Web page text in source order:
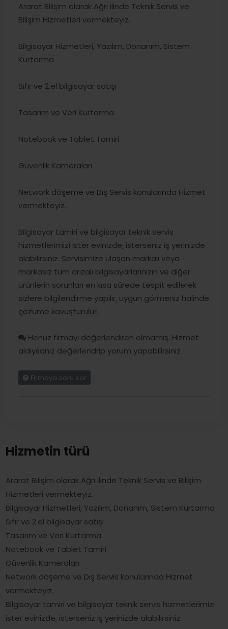
Ararat Bilişim olarak Ağrı ilinde Teknik Servis ve
Bilişim Hizmetleri vermekteyiz.
Bilgisayar Hizmetleri, Yazılım, Donanım, Sistem
Kurtarma
Sıfır ve 2.el bilgisayar satışı
Tasarım ve Veri Kurtarma
Notebook ve Tablet Tamiri
Güvenlik Kameraları
Network döşeme ve Dış Servis konularında Hizmet
vermekteyiz.
Bilgisayar tamiri ve bilgisayar teknik servis
hizmetlerimizi ister evinizde, isterseniz iş yerinizde
alabilirsiniz. Servisimize ulaşan markalı veya
markasız tüm arızalı bilgisayarlarınızın ve diğer
ürünlerin sorunları en kısa sürede tespit edilerek
sizlere bilgilendirme yapılır, uygun görmeniz halinde
çözüme kavuşturulur.
Henüz firmayı değerlendiren olmamış. Hizmet
aldıysanız değerlendrip yorum yapabilirsiniz
Firmaya soru sor
Hizmetin türü
Ararat Bilişim olarak Ağrı ilinde Teknik Servis ve Bilişim
Hizmetleri vermekteyiz.
Bilgisayar Hizmetleri, Yazılım, Donanım, Sistem Kurtarma
Sıfır ve 2.el bilgisayar satışı
Tasarım ve Veri Kurtarma
Notebook ve Tablet Tamiri
Güvenlik Kameraları
Network döşeme ve Dış Servis konularında Hizmet
vermekteyiz.
Bilgisayar tamiri ve bilgisayar teknik servis hizmetlerimizi
ister evinizde, isterseniz iş yerinizde alabilirsiniz.